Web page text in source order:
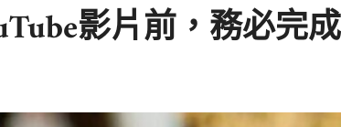
影片前，務必完